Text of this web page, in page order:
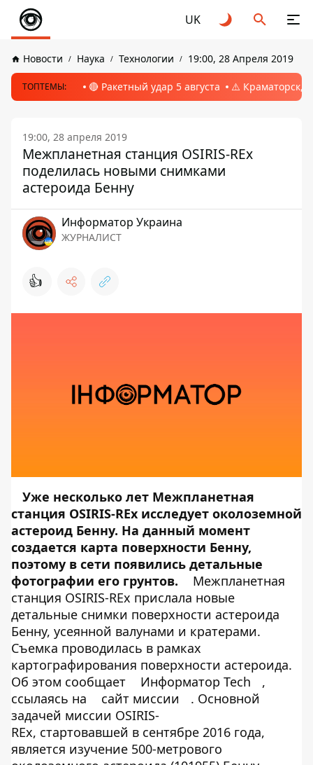
UK
Новости Наука Технологии 19:00, 28 Апреля 2019
ТОПТЕМЫ: 🔴 Ракетный удар 5 августа ⚠️ Краматорск,
19:00, 28 апреля 2019
Межпланетная станция OSIRIS-REx
поделилась новыми снимками
астероида Бенну
Информатор Украина
ЖУРНАЛИСТ
👍
Уже несколько лет Межпланетная
станция OSIRIS-REx исследует околоземной
астероид Бенну. На данный момент
создается карта поверхности Бенну,
поэтому в сети появились детальные
фотографии его грунтов.
Межпланетная
станция OSIRIS-REx прислала новые
детальные снимки поверхности астероида
Бенну, усеянной валунами и кратерами.
Съемка проводилась в рамках
картографирования поверхности астероида.
Об этом сообщает
Информатор Tech
,
ссылаясь на
сайт миссии
. Основной
задачей миссии OSIRIS-
REx, стартовавшей в сентябре 2016 года,
является изучение 500-метрового